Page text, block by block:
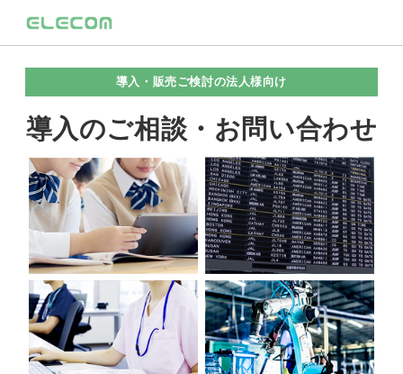
導入・販売ご検討の法人様向け
導入のご相談・お問い合わせ